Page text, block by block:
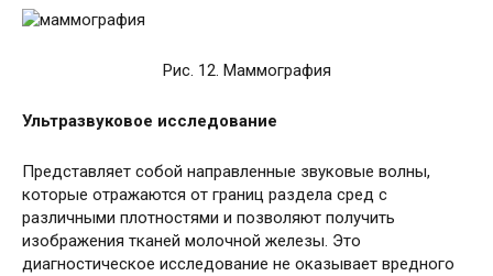
Рис. 12. Маммография
Ультразвуковое исследование
Представляет собой направленные звуковые волны,
которые отражаются от границ раздела сред с
различными плотностями и позволяют получить
изображения тканей молочной железы. Это
диагностическое исследование не оказывает вредного